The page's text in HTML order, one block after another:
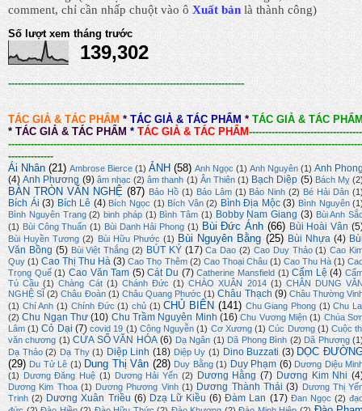
comment, chỉ cần nhấp chuột vào ô Xuất bản là thành công)
Số lượt xem tháng trước
139,302
-------------------------------------------------------------------------
TÁC GIẢ & TÁC PHẨM * TÁC GIẢ & TÁC PHẨM * TÁC GIẢ & TÁC
* TÁC GIẢ & TÁC PHẨM *TÁC GIẢ & TÁC PHẨM-----------------------------------
--------------
Ái Nhân (21) Ambrose Bierce (1) ẢNH (58) Anh Ngọc (1) Anh Nguyên (1) Anh
(4) Anh Phương (9) âm nhạc (2) âm thanh (1) Ân Thiên (1) Bạch Diệp (5) Bách Mỵ
BÀN TRÒN VĂN NGHỆ (87) Bảo Hồ (1) Bảo Lâm (1) Bảo Ninh (2) Bé Hải Dân
Bích Ái (3) Bích Lê (4) Bích Ngọc (1) Bích Vân (2) Bình Địa Mộc (3) Bình Nguyên
Bình Nguyên Trang (2) binh pháp (1) Bình Tâm (1) Bobby Nam Giang (3) Bùi Anh
(1) Bùi Công Thuấn (1) Bùi Danh Hải Phong (1) Bùi Đức Ánh (66) Bùi Hoài Vân
Bùi Huyền Tương (2) Bùi Hữu Phước (1) Bùi Nguyên Bằng (25) Bùi Nhựa (4)
Văn Bồng (5) Bùi Việt Thắng (2) BÚT KÝ (17) Ca Dao (2) Cao Duy Thảo (1) Cao
Quy (1) Cao Thị Thu Hà (3) Cao Thọ Thêm (2) Cao Thoại Châu (1) Cao Thu Hà (1)
Trọng Quế (1) Cao Văn Tam (5) Cát Du (7) Catherine Mansfield (1) Cẩm Lệ (4)
Tú Cầu (1) Chàng Cát (1) Chánh Đức (1) CHÀO XUÂN 2014 (1) CHÂN DUNG
NGHỆ SĨ (2) Châu Đoàn (1) Châu Quang Phước (1) Châu Thạch (9) Châu Thường
(1) Chí Anh (1) Chính Đức (1) chủ (1) CHỦ BIÊN (141) Chu Giang Phong (1) Chu
(2) Chu Ngạn Thư (10) Chu Trầm Nguyên Minh (16) Chu Vương Miện (1) Chúa
Lâm (1) Cỏ Dại (7) covid 19 (1) Công Nguyễn (1) Cơ Xương (1) Cúc Dương (1) Cuộc
văn chương (1) CỬA SỔ VĂN HÓA (6) Dạ Ngân (1) Dã Phong Bình (2) Dã Phương
Dạ Thảo (2) Dạ Thy (1) Diệp Linh (18) Diệp Uy (1) Dino Buzzati (3) DỌC
(29) Du Tử Lê (1) Dung Thị Vân (28) Duy Bằng (1) Duy Phạm (6) Dương Diệu
(1)
Dương Đăng Huệ (1) Dương Hải Yến (2) Dương Hằng (7) Dương Kim Nhi
Dương Kim Thoa (1) Dương Phương Vinh (1) Dương Thành Thái (3) Dương Thị
Trinh (2) Dương Xuân Triều (6) Dzạ Lữ Kiều (6) Đàm Lan (17) Đan Ngọc (2)